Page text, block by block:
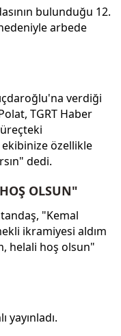
bulunduğu 12.
arbede
verdiği
TGRT Haber
özellikle
dedi.
OLSUN"
"Kemal
ikramiyesi aldım
helali hoş olsun"
yayınladı.